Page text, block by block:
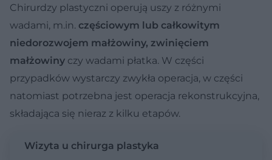
Chirurdzy plastyczni operują uszy z różnymi
wadami, m.in. częściowym lub całkowitym
niedorozwojem małżowiny, zwinięciem
małżowiny czy wadami płatka. W części
przypadków wystarczy zwykła operacja, w części
natomiast potrzebna jest operacja rekonstrukcyjna,
składająca się nieraz z kilku etapów.
Wizyta u chirurga plastyka